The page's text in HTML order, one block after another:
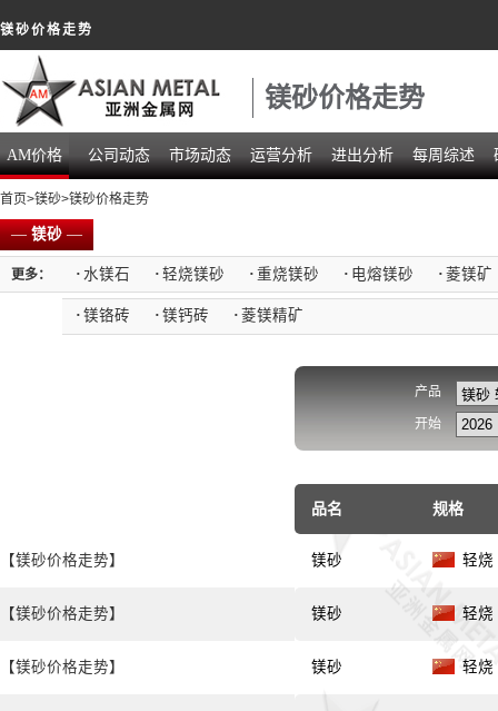
镁砂价格走势
镁砂价格走势
AM价格 公司动态 市场动态 运营分析 进出分析 每周综述
首页>镁砂>镁砂价格走势
—镁砂—
更多： · 水镁石 · 轻烧镁砂 · 重烧镁砂 · 电熔镁砂 · 菱镁矿
· 镁铬砖 · 镁钙砖 · 菱镁精矿
【镁砂价格走势】
【镁砂价格走势】
【镁砂价格走势】
产品
开始
品名 规格
镁砂 轻烧
镁砂 轻烧
镁砂 轻烧